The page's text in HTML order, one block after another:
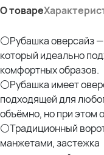
О товаре
⚪Рубашка оверсайз
который идеально
комфортных образов.
⚪Рубашка имеет
подходящей для
объёмно, но при этом
⚪Традиционный
манжетами,